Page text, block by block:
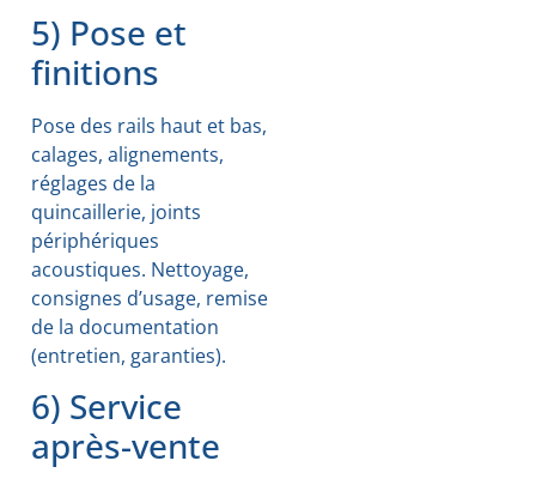
5) Pose et
finitions
Pose des rails haut et bas,
calages, alignements,
réglages de la
quincaillerie, joints
périphériques
acoustiques. Nettoyage,
consignes d’usage, remise
de la documentation
(entretien, garanties).
6) Service
après-vente